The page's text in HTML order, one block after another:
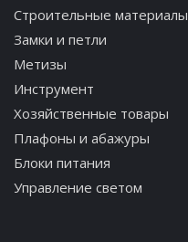
Строительные материалы
Замки и петли
Метизы
Инструмент
Хозяйственные товары
Плафоны и абажуры
Блоки питания
Управление светом